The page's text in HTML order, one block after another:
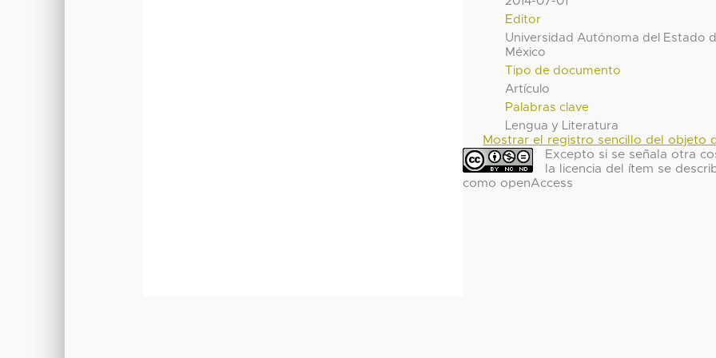
Editor
Universidad Autónoma del Estado
México
Tipo de documento
Artículo
Palabras clave
Lengua y Literatura
Mostrar el registro sencillo del objeto
Excepto si se señala otra
la licencia del ítem se
como openAccess